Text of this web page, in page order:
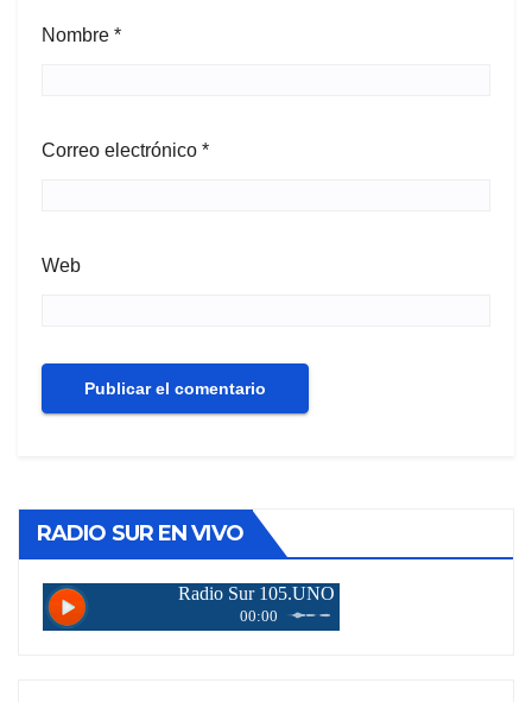
Nombre *
Correo electrónico *
Web
RADIO SUR EN VIVO